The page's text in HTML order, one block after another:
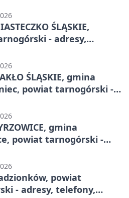
ŚLĄSKIE,
- adresy,
ŚLĄSKIE, gmina
powiat tarnogórski -
gmina
powiat tarnogórski -
powiat
- adresy, telefony,